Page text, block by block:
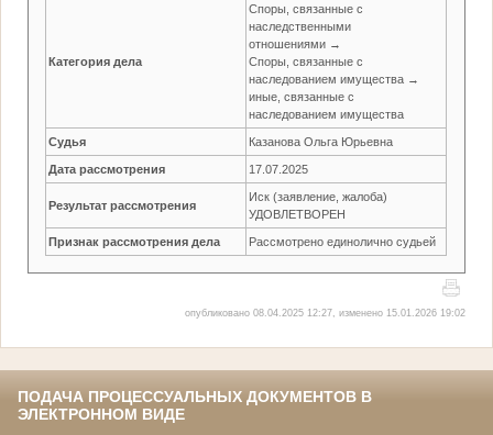
Категория дела
Споры, связанные с
наследственными
отношениями →
Споры, связанные с
наследованием имущества →
иные, связанные с
наследованием имущества
Судья Казанова Ольга Юрьевна
Дата рассмотрения 17.07.2025
Результат рассмотрения
Иск (заявление, жалоба)
УДОВЛЕТВОРЕН
Признак рассмотрения дела Рассмотрено единолично судьей
опубликовано 08.04.2025 12:27, изменено 15.01.2026 19:02
ПОДАЧА ПРОЦЕССУАЛЬНЫХ ДОКУМЕНТОВ В
ЭЛЕКТРОННОМ ВИДЕ